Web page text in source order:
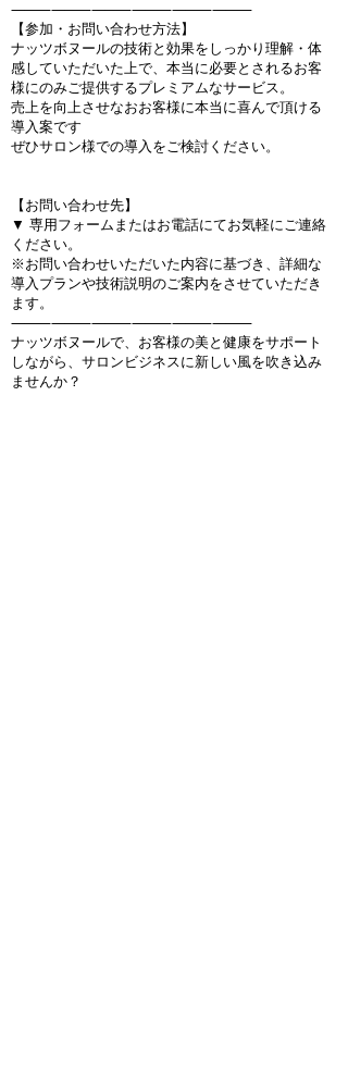
⸻⸻⸻⸻⸻⸻
【参加・お問い合わせ方法】
ナッツボヌールの技術と効果をしっかり理解・体
感していただいた上で、本当に必要とされるお客
様にのみご提供するプレミアムなサービス。
売上を向上させなおお客様に本当に喜んで頂ける
導入案です
ぜひサロン様での導入をご検討ください。
【お問い合わせ先】
▼ 専用フォームまたはお電話にてお気軽にご連絡
ください。
※お問い合わせいただいた内容に基づき、詳細な
導入プランや技術説明のご案内をさせていただき
ます。
⸻⸻⸻⸻⸻⸻
ナッツボヌールで、お客様の美と健康をサポート
しながら、サロンビジネスに新しい風を吹き込み
ませんか？